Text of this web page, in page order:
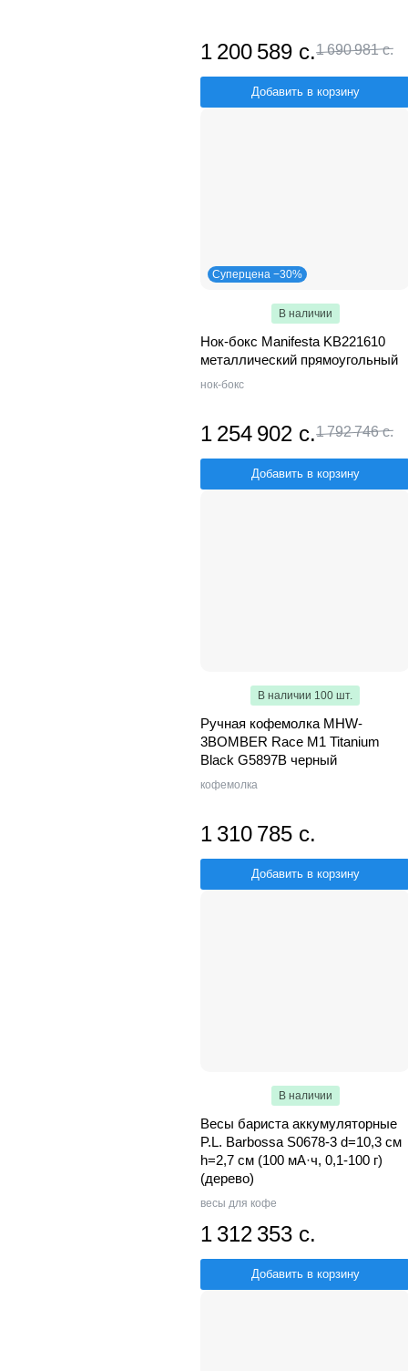
1 200 589 с.1 690 981 с.
Добавить в корзину
Суперцена −30%
В наличии
Нок-бокс Manifesta KB221610
металлический прямоугольный
нок-бокс
1 254 902 с.1 792 746 с.
Добавить в корзину
В наличии 100 шт.
Ручная кофемолка MHW-
3BOMBER Race M1 Titanium
Black G5897B черный
кофемолка
1 310 785 с.
Добавить в корзину
В наличии
Весы бариста аккумуляторные
P.L. Barbossa S0678-3 d=10,3 см
h=2,7 см (100 мА·ч, 0,1-100 г)
(дерево)
весы для кофе
1 312 353 с.
Добавить в корзину